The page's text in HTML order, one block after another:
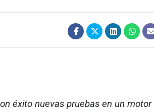
éxito nuevas pruebas en un motor